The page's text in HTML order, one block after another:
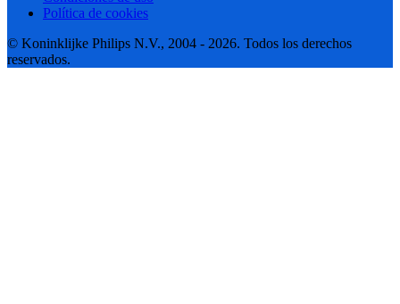
Política de cookies
© Koninklijke Philips N.V., 2004 - 2026. Todos los derechos
reservados.